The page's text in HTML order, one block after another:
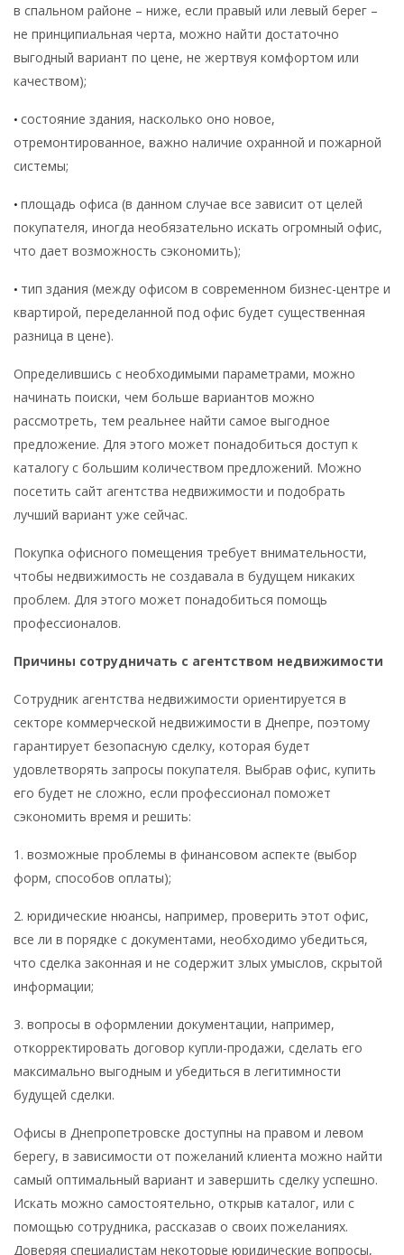
в спальном районе – ниже, если правый или левый берег –
не принципиальная черта, можно найти достаточно
выгодный вариант по цене, не жертвуя комфортом или
качеством);
• состояние здания, насколько оно новое,
отремонтированное, важно наличие охранной и пожарной
системы;
• площадь офиса (в данном случае все зависит от целей
покупателя, иногда необязательно искать огромный офис,
что дает возможность сэкономить);
• тип здания (между офисом в современном бизнес-центре и
квартирой, переделанной под офис будет существенная
разница в цене).
Определившись с необходимыми параметрами, можно
начинать поиски, чем больше вариантов можно
рассмотреть, тем реальнее найти самое выгодное
предложение. Для этого может понадобиться доступ к
каталогу с большим количеством предложений. Можно
посетить сайт агентства недвижимости и подобрать
лучший вариант уже сейчас.
Покупка офисного помещения требует внимательности,
чтобы недвижимость не создавала в будущем никаких
проблем. Для этого может понадобиться помощь
профессионалов.
Причины сотрудничать с агентством недвижимости
Сотрудник агентства недвижимости ориентируется в
секторе коммерческой недвижимости в Днепре, поэтому
гарантирует безопасную сделку, которая будет
удовлетворять запросы покупателя. Выбрав офис, купить
его будет не сложно, если профессионал поможет
сэкономить время и решить:
1. возможные проблемы в финансовом аспекте (выбор
форм, способов оплаты);
2. юридические нюансы, например, проверить этот офис,
все ли в порядке с документами, необходимо убедиться,
что сделка законная и не содержит злых умыслов, скрытой
информации;
3. вопросы в оформлении документации, например,
откорректировать договор купли-продажи, сделать его
максимально выгодным и убедиться в легитимности
будущей сделки.
Офисы в Днепропетровске доступны на правом и левом
берегу, в зависимости от пожеланий клиента можно найти
самый оптимальный вариант и завершить сделку успешно.
Искать можно самостоятельно, открыв каталог, или с
помощью сотрудника, рассказав о своих пожеланиях.
Доверяя специалистам некоторые юридические вопросы,